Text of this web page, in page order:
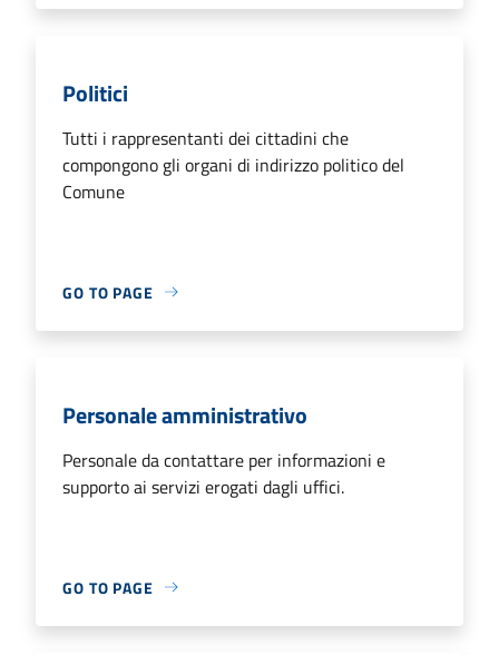
Politici
Tutti i rappresentanti dei cittadini che
compongono gli organi di indirizzo politico del
Comune
GO TO PAGE
Personale amministrativo
Personale da contattare per informazioni e
supporto ai servizi erogati dagli uffici.
GO TO PAGE